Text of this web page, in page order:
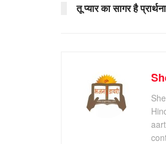
तू प्यार का सागर है